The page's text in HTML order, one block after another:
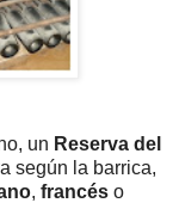
un Reserva del
según la barrica,
, francés o